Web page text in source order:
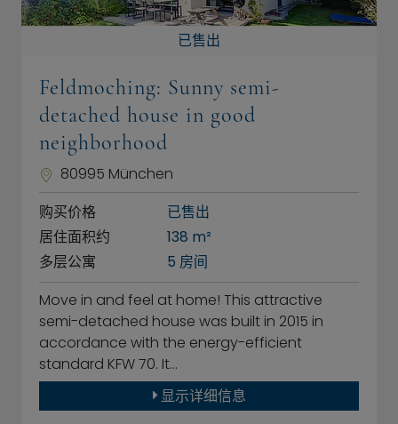
已售出
Feldmoching: Sunny semi-
detached house in good
neighborhood
80995 München
购买价格
已售出
居住面积约
138 m²
多层公寓
5 房间
Move in and feel at home! This attractive
semi-detached house was built in 2015 in
accordance with the energy-efficient
standard KFW 70. It…
显示详细信息